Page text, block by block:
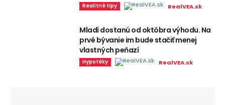
Realitné tipy RealVEA.sk
Mladí dostanú od októbra výhodu. Na
prvé bývanie im bude stačiť menej
vlastných peňazí
Hypotéky RealVEA.sk